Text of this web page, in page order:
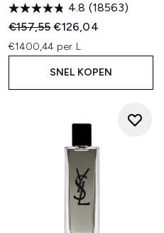
4.8 (18563)
Recommended Retail Price:
€157,55Huidige prijs:
€126,04
€1400,44 per L
SNEL KOPEN